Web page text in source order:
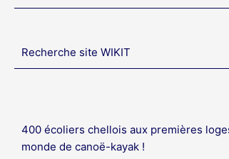
Recherche site WIKIT
400 écoliers chellois aux premières
monde de canoë-kayak !